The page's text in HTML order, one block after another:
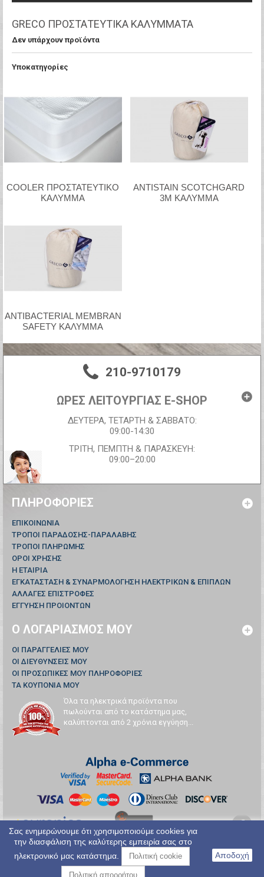
GRECO ΠΡΟΣΤΑΤΕΥΤΙΚΑ ΚΑΛΥΜΜΑΤΑ
Δεν υπάρχουν προϊόντα
Υποκατηγορίες
COOLER ΠΡΟΣΤΑΤΕΥΤΙΚΟ
ΚΑΛΥΜΜΑ
ANTISTAIN SCOTCHGARD
3M ΚΑΛΥΜΜΑ
ANTIBACTERIAL MEMBRAN
SAFETY ΚΑΛΥΜΜΑ
210-9710179
ΩΡΕΣ ΛΕΙΤΟΥΡΓΙΑΣ E-SHOP
ΔΕΥΤΕΡΑ, ΤΕΤΑΡΤΗ & ΣΑΒΒΑΤΟ:
09:00-14:30
ΤΡΙΤΗ, ΠΕΜΠΤΗ & ΠΑΡΑΣΚΕΥΗ:
09:00–20:00
ΠΛΗΡΟΦΟΡΊΕΣ
ΕΠΙΚΟΙΝΩΝΊΑ
ΤΡΟΠΟΙ ΠΑΡΑΔΟΣΗΣ-ΠΑΡΑΛΑΒΗΣ
ΤΡΟΠΟΙ ΠΛΗΡΩΜΗΣ
ΟΡΟΙ ΧΡΗΣΗΣ
Η ΕΤΑΙΡΙΑ
ΕΓΚΑΤΑΣΤΑΣΗ & ΣΥΝΑΡΜΟΛΟΓΗΣΗ ΗΛΕΚΤΡΙΚΩΝ & ΕΠΙΠΛΩΝ
ΑΛΛΑΓΕΣ ΕΠΙΣΤΡΟΦΕΣ
ΕΓΓΥΗΣΗ ΠΡΟΙΟΝΤΩΝ
Ο ΛΟΓΑΡΙΑΣΜΌΣ ΜΟΥ
ΟΙ ΠΑΡΑΓΓΕΛΊΕΣ ΜΟΥ
ΟΙ ΔΙΕΥΘΎΝΣΕΙΣ ΜΟΥ
ΟΙ ΠΡΟΣΩΠΙΚΈΣ ΜΟΥ ΠΛΗΡΟΦΟΡΊΕΣ
ΤΑ ΚΟΥΠΌΝΙΑ ΜΟΥ
Όλα τα ηλεκτρικά προϊόντα που
πωλούνται από το κατάστημα μας,
καλύπτονται από 2 χρόνια εγγύηση...
Σας ενημερώνουμε ότι χρησιμοποιούμε cookies για
την διασφάλιση της καλύτερης εμπειρία σας στο
ηλεκτρονικό μας κατάστημα.
Πολιτική cookie
Πολιτική απορρήτου
Αποδοχή